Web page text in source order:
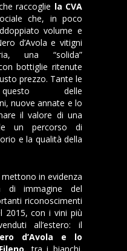
raccoglie la CVA
che, in poco
volume e
d’Avola e vitigni
una “solida”
bottiglie ritenute
prezzo. Tante le
Vinitalydelle
nuove annate e lo
il valore di una
un percorso di
e la qualità della
in evidenza
di immagine del
riconoscimenti
2015, con i vini più
all’estero: il
d’Avola e lo